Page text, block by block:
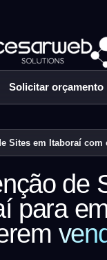
Solicitar orçamento
Sites em Itaboraí com
de
para